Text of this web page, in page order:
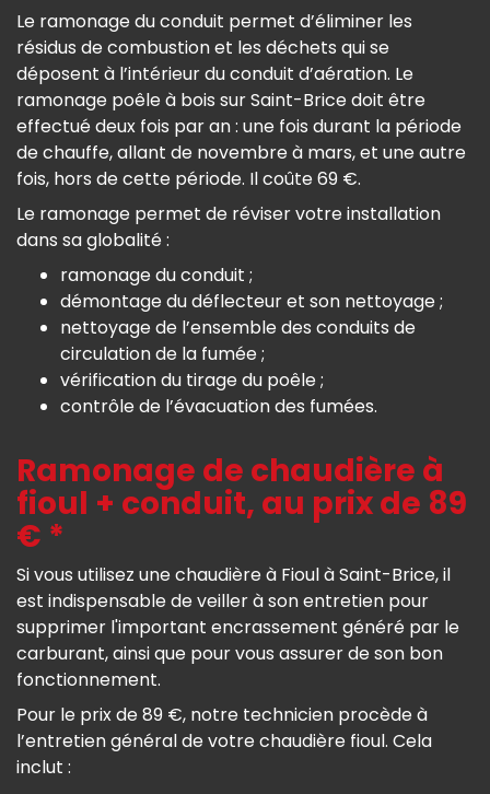
Le ramonage du conduit permet d’éliminer les
résidus de combustion et les déchets qui se
déposent à l’intérieur du conduit d’aération. Le
ramonage poêle à bois sur Saint-Brice doit être
effectué deux fois par an : une fois durant la période
de chauffe, allant de novembre à mars, et une autre
fois, hors de cette période. Il coûte 69 €.
Le ramonage permet de réviser votre installation
dans sa globalité :
ramonage du conduit ;
démontage du déflecteur et son nettoyage ;
nettoyage de l’ensemble des conduits de
circulation de la fumée ;
vérification du tirage du poêle ;
contrôle de l’évacuation des fumées.
Ramonage de chaudière à
fioul + conduit, au prix de 89
€ *
Si vous utilisez une chaudière à Fioul à Saint-Brice, il
est indispensable de veiller à son entretien pour
supprimer l'important encrassement généré par le
carburant, ainsi que pour vous assurer de son bon
fonctionnement.
Pour le prix de 89 €, notre technicien procède à
l’entretien général de votre chaudière fioul. Cela
inclut :